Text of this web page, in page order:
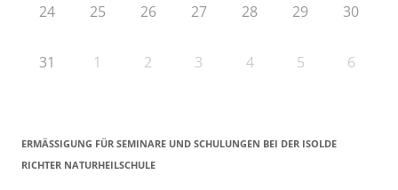
24 25 26 27 28 29 30
31 1 2 3 4 5 6
ERMÄSSIGUNG FÜR SEMINARE UND SCHULUNGEN BEI DER ISOLDE R
ICHTER NATURHEILSCHULE